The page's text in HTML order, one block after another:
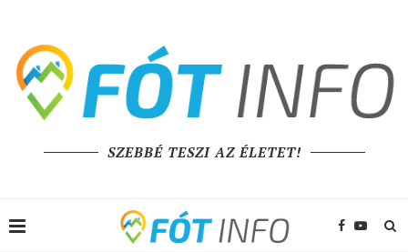
SZEBBÉ TESZI AZ ÉLETET!